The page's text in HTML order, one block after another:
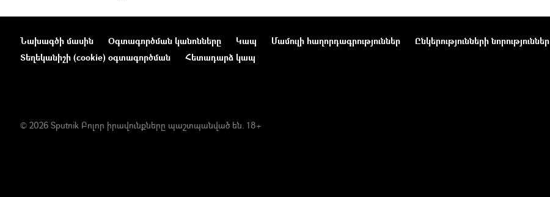
Նախագծի մասին Օգտագործման կանոնները Կապ Մամուլի հաղորդագրություններ Ընկերությունների նորություններ
Տեղեկանիշի (cookie) օգտագործման
Հետադարձ կապ
© 2026 Sputnik Բոլոր իրավունքները պաշտպանված են. 18+